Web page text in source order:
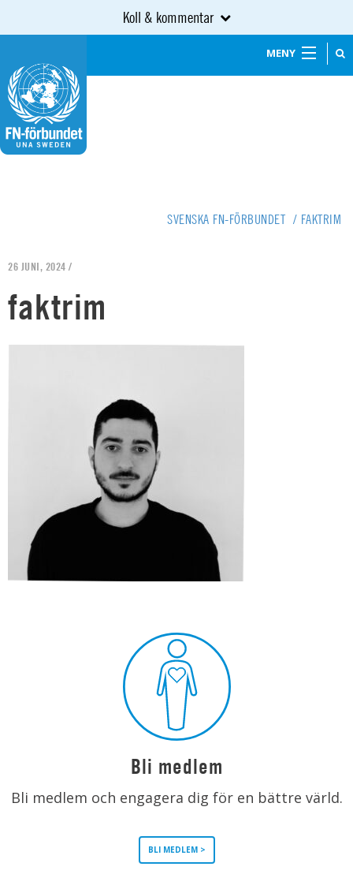
Koll & kommentar
MENY
SVENSKA FN-FÖRBUNDET / FAKTRIM
26 JUNI, 2024 /
faktrim
Bli medlem
Bli medlem och engagera dig för en bättre värld.
BLI MEDLEM >